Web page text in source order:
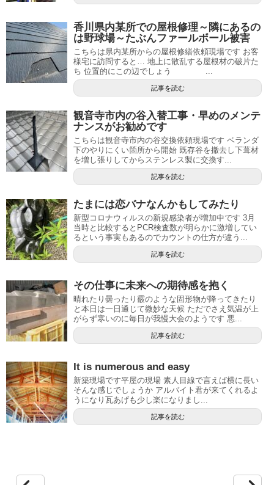
香川県内某所での屋根修理～隣にあるの
は野球場～たぶんファールボール被害
こちらは県内某所からの屋根修繕依頼現場です お客
様宅に訪問すると… 地上に散乱する屋根材の破片た
ち 位置的にこの辺でしょう ...
記事を読む
観音寺市内の谷入替工事・早めのメンテ
ナンスがお勧めです
こちらは観音寺市内の谷交換依頼現場です ベランダ
下のやりにくい箇所から開始 既存谷を撤去し下葺材
を増し張りしてからステンレス製に交換す...
記事を読む
たまには恋バナなんかもしてみたり
新型コロナウィルスの新規感染者が増加中です 3月
当時と比較するとPCR検査数が明らかに激増してい
るという事実もあるのでカウントの仕方が違う...
記事を読む
その仕事に未来への期待感を抱く
晴れたり曇ったり霰のような固形物が降ってきたり
と本日は一日通じて微妙な天候 ただでさえ気温が上
がらず寒いのに毎日が我慢大会のようです 悪...
記事を読む
It is numerous and easy
新築現場です平屋の現場 素人目線で言えば横に長い
そんな感じでしょうか アルバイト君が来てくれるよ
うになり瓦あげも少し楽になりまし...
記事を読む